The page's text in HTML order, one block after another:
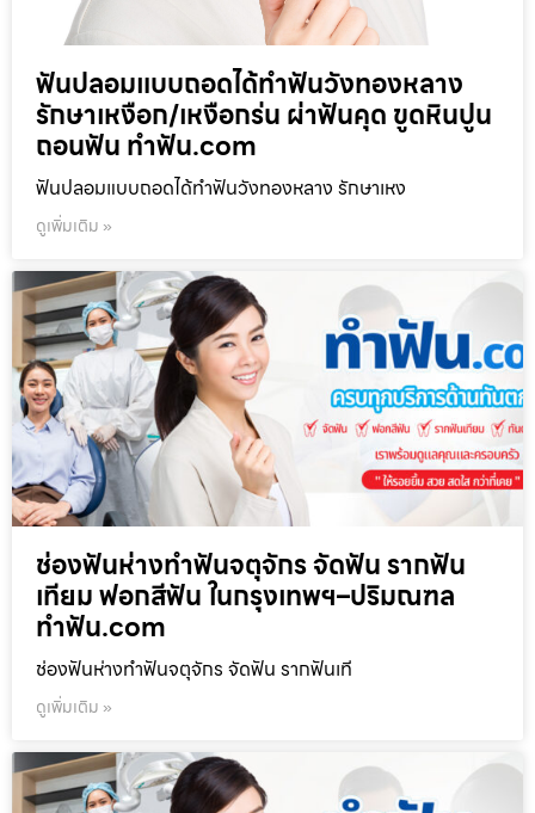
ฟันปลอมแบบถอดได้ทำฟันวังทองหลาง
รักษาเหงือก/เหงือกร่น ผ่าฟันคุด ขูดหินปูน
ถอนฟัน ทำฟัน.com
ฟันปลอมแบบถอดได้ทำฟันวังทองหลาง รักษาเหง
ดูเพิ่มเติม »
ช่องฟันห่างทำฟันจตุจักร จัดฟัน รากฟัน
เทียม ฟอกสีฟัน ในกรุงเทพฯ–ปริมณฑล
ทำฟัน.com
ช่องฟันห่างทำฟันจตุจักร จัดฟัน รากฟันเที
ดูเพิ่มเติม »